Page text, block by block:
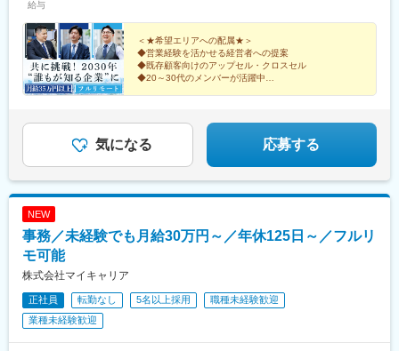
はオンラインで実施するケースもございます。必要な際はカーシ
ェアサービス（タイムズカー）も利用いただけます。※業務に必要
な機材などは会社が支給します※居住地以外での勤務をご希望の方
は選考時にご相談ください＝＝＝■配属エリアによっては大阪の本
社で研修や業務を行う場合もあります。※月に1回本社での社内会
ビル9階＜アクセス＞・大阪メトロ御堂筋線「西中島南方」駅から
徒歩10分・各線「新大阪」駅から徒歩14分
給与
＜★希望エリアへの配属★＞
◆営業経験を活かせる経営者への提案
◆既存顧客向けのアップセル・クロスセル
◆20～30代のメンバーが活躍中
気になる 応募する
NEW
事務／未経験でも月給30万円～／年休125日～／フルリ
モ可能
株式会社マイキャリア
正社員 転勤なし 5名以上採用
職種未経験歓迎
業種未経験歓迎